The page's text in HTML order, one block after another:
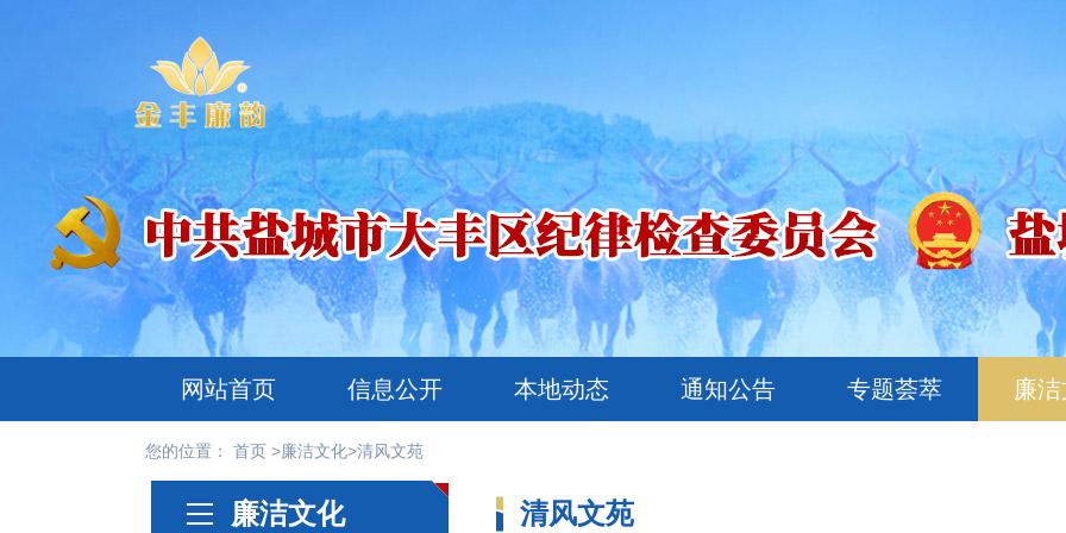
网站首页 信息公开 本地动态 通知公告 专题荟萃 廉
您的位置： 首页 >廉洁文化>清风文苑
廉洁文化 清风文苑